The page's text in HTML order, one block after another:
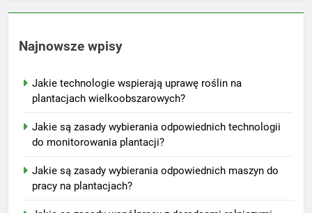
Najnowsze wpisy
Jakie technologie wspierają uprawę roślin na
plantacjach wielkoobszarowych?
Jakie są zasady wybierania odpowiednich technologii
do monitorowania plantacji?
Jakie są zasady wybierania odpowiednich maszyn do
pracy na plantacjach?